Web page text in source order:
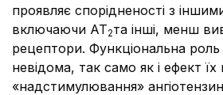
проявляє спорідненості з
включаючи АТ2та інші, менш
рецептори. Функціональна
невідома, так само як і ефект
«надстимулювання»